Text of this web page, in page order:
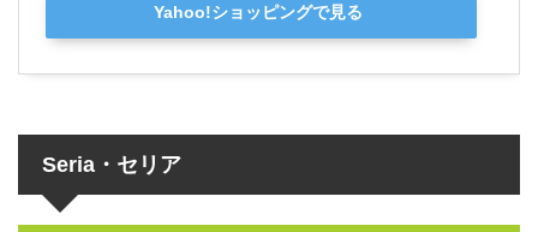
Yahoo!ショッピングで見る
Seria・セリア